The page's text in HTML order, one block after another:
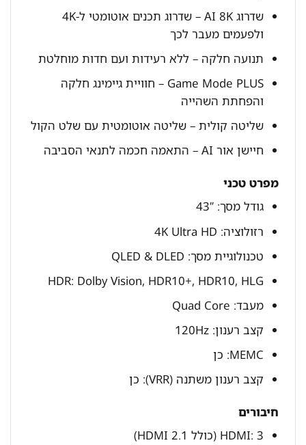
שדרוג AI 8K – שדרוג תכנים אוטומטי ל-4K
ולפעמים מעבר לכך
תנועה חלקה – ללא רעידות ועם חדות מוחלטת
Game Mode PLUS – חוויית גיימינג חלקה
והפחתת השהייה
שליטה קולית – שליטה אוטומטית עם שלט הקול
חיישן אור AI – התאמה חכמה לתנאי הסביבה
מפרט טכני
גודל מסך: 43″
רזולוציה: 4K Ultra HD
טכנולוגיית מסך: QLED & DLED
HDR: Dolby Vision, HDR10+, HDR10, HLG
מעבד: Quad Core
קצב רענון: 120Hz
MEMC: כן
קצב רענון משתנה (VRR): כן
חיבורים
HDMI: 3 (כולל HDMI 2.1)